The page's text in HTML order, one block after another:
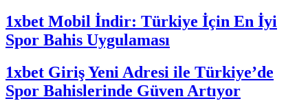
1xbet Mobil İndir: Türkiye İçin En İyi
Spor Bahis Uygulaması
1xbet Giriş Yeni Adresi ile Türkiye’de
Spor Bahislerinde Güven Artıyor